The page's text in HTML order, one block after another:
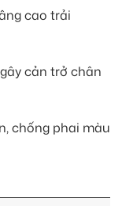
cao trải
cản trở chân
chống phai màu